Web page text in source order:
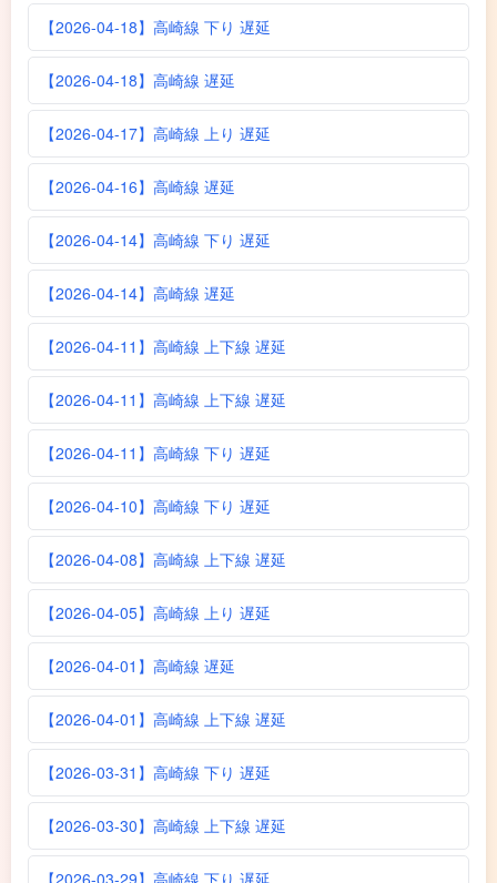
【2026-04-18】高崎線 下り 遅延
【2026-04-18】高崎線 遅延
【2026-04-17】高崎線 上り 遅延
【2026-04-16】高崎線 遅延
【2026-04-14】高崎線 下り 遅延
【2026-04-14】高崎線 遅延
【2026-04-11】高崎線 上下線 遅延
【2026-04-11】高崎線 上下線 遅延
【2026-04-11】高崎線 下り 遅延
【2026-04-10】高崎線 下り 遅延
【2026-04-08】高崎線 上下線 遅延
【2026-04-05】高崎線 上り 遅延
【2026-04-01】高崎線 遅延
【2026-04-01】高崎線 上下線 遅延
【2026-03-31】高崎線 下り 遅延
【2026-03-30】高崎線 上下線 遅延
【2026-03-29】高崎線 下り 遅延